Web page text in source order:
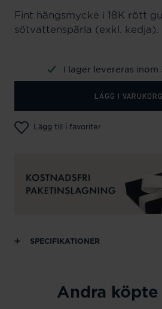
Fint hängsmycke i 18K rött
sötvattenspärla (exkl. kedja).
I lager levereras
LÄGG I
Lägg till i favoriter
SPECIFIKATIONER
Andra köpte